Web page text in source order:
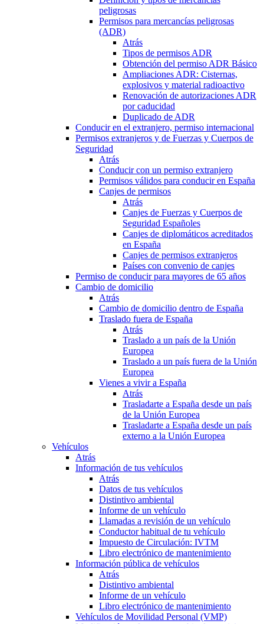
peligrosas
Permisos para mercancías peligrosas
(ADR)
Atrás
Tipos de permisos ADR
Obtención del permiso ADR Básico
Ampliaciones ADR: Cisternas,
explosivos y material radioactivo
Renovación de autorizaciones ADR
por caducidad
Duplicado de ADR
Conducir en el extranjero, permiso internacional
Permisos extranjeros y de Fuerzas y Cuerpos de
Seguridad
Atrás
Conducir con un permiso extranjero
Permisos válidos para conducir en España
Canjes de permisos
Atrás
Canjes de Fuerzas y Cuerpos de
Seguridad Españoles
Canjes de diplomáticos acreditados
en España
Canjes de permisos extranjeros
Países con convenio de canjes
Permiso de conducir para mayores de 65 años
Cambio de domicilio
Atrás
Cambio de domicilio dentro de España
Traslado fuera de España
Atrás
Traslado a un país de la Unión
Europea
Traslado a un país fuera de la Unión
Europea
Vienes a vivir a España
Atrás
Trasladarte a España desde un país
de la Unión Europea
Trasladarte a España desde un país
externo a la Unión Europea
Vehículos
Atrás
Información de tus vehículos
Atrás
Datos de tus vehículos
Distintivo ambiental
Informe de un vehículo
Llamadas a revisión de un vehículo
Conductor habitual de tu vehículo
Impuesto de Circulación: IVTM
Libro electrónico de mantenimiento
Información pública de vehículos
Atrás
Distintivo ambiental
Informe de un vehículo
Libro electrónico de mantenimiento
Vehículos de Movilidad Personal (VMP)